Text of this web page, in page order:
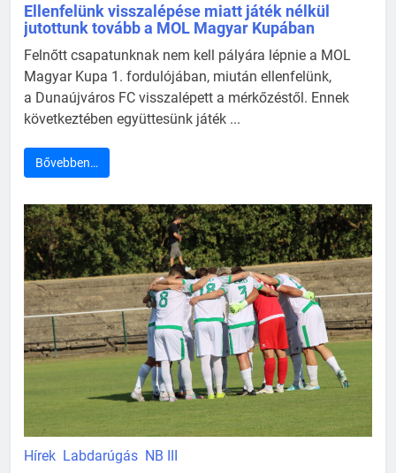
Ellenfelünk visszalépése miatt játék nélkül
jutottunk tovább a MOL Magyar Kupában
Felnőtt csapatunknak nem kell pályára lépnie a MOL
Magyar Kupa 1. fordulójában, miután ellenfelünk,
a Dunaújváros FC visszalépett a mérkőzéstől. Ennek
következtében együttesünk játék ...
Bővebben…
Hírek Labdarúgás NB III